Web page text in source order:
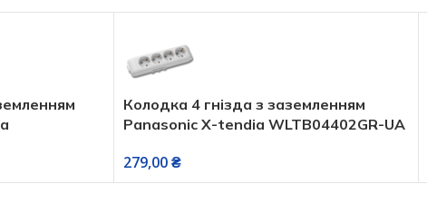
Колодка 4 гнізда з заземленням
Panasonic X-tendia WLTB04402GR-UA
279,00₴